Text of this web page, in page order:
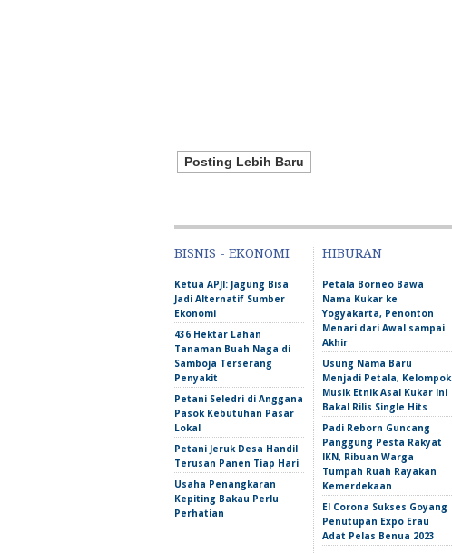
Posting Lebih Baru
BISNIS - EKONOMI
Ketua APJI: Jagung Bisa
Jadi Alternatif Sumber
Ekonomi
436 Hektar Lahan
Tanaman Buah Naga di
Samboja Terserang
Penyakit
Petani Seledri di Anggana
Pasok Kebutuhan Pasar
Lokal
Petani Jeruk Desa Handil
Terusan Panen Tiap Hari
Usaha Penangkaran
Kepiting Bakau Perlu
Perhatian
HIBURAN
Petala Borneo Bawa
Nama Kukar ke
Yogyakarta, Penonton
Menari dari Awal sampai
Akhir
Usung Nama Baru
Menjadi Petala, Kelompok
Musik Etnik Asal Kukar Ini
Bakal Rilis Single Hits
Padi Reborn Guncang
Panggung Pesta Rakyat
IKN, Ribuan Warga
Tumpah Ruah Rayakan
Kemerdekaan
El Corona Sukses Goyang
Penutupan Expo Erau
Adat Pelas Benua 2023